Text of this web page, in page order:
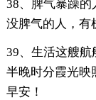
38、脾气暴躁
没脾气的人，有
39、生活这艘航
半晚时分霞光映
早安！